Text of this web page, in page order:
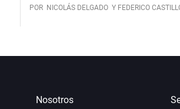
POR NICOLÁS DELGADO Y FEDERICO
Nosotros